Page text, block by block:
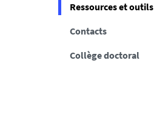
Ressources et outils
Contacts
Collège doctoral